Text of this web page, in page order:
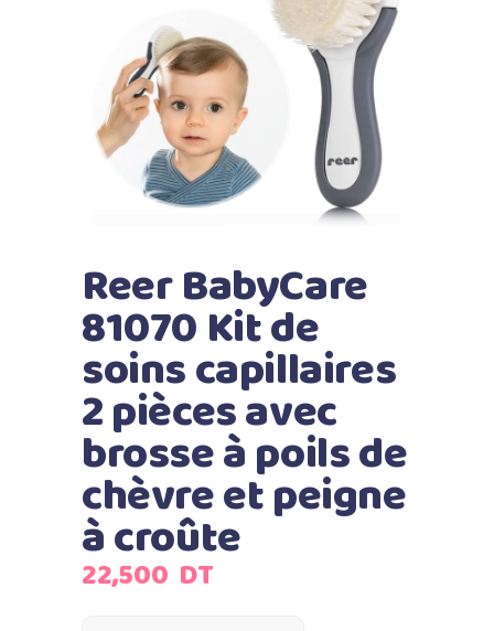
Reer BabyCare
81070 Kit de
soins capillaires
2 pièces avec
brosse à poils de
chèvre et peigne
à croûte
22,500 DT